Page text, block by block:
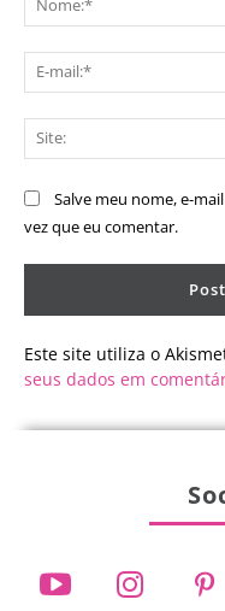
Salve meu nome, e-
vez que eu comentar.
Este site utiliza o
seus dados em